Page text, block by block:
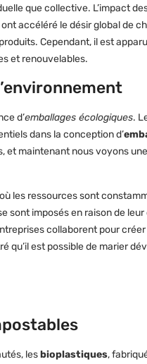
que collective. L’impact
accéléré le désir global de
Cependant, il est
et renouvelables.
d’emballages écologiques.
dans la conception d’
et maintenant nous voyons
les ressources sont
sont imposés en raison de
collaborent pour
qu’il est possible de marier
lesbioplastiques,